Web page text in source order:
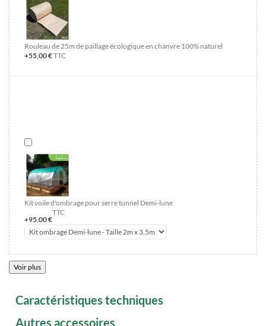
Rouleau de 25m de paillage écologique en chanvre 100% naturel
+55,00 €TTC
Kit voile d'ombrage pour serre tunnel Demi-lune
+95,00 €
TTC
Voir plus
Caractéristiques techniques
Autres accessoires